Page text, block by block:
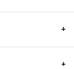
+
+